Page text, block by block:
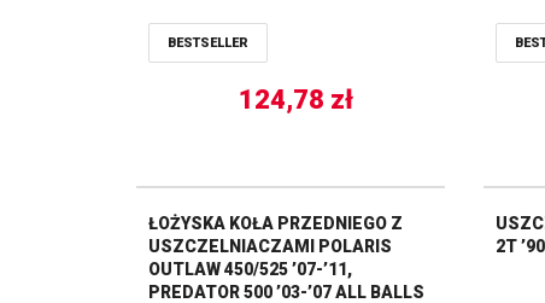
BESTSELLER
124,78 zł
ŁOŻYSKA KOŁA PRZEDNIEGO Z
USZCZELNIACZAMI POLARIS
OUTLAW 450/525 ’07-’11,
PREDATOR 500 ’03-’07 ALL BALLS
2T